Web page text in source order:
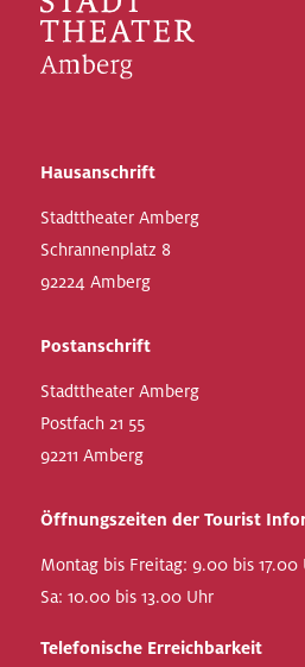
Hausanschrift
Stadttheater Amberg
Schrannenplatz 8
92224 Amberg
Postanschrift
Stadttheater Amberg
Postfach 21 55
92211 Amberg
Öffnungszeiten der Tourist
Montag bis Freitag: 9.00 bis 17.00
Sa: 10.00 bis 13.00 Uhr
Telefonische Erreichbarkeit